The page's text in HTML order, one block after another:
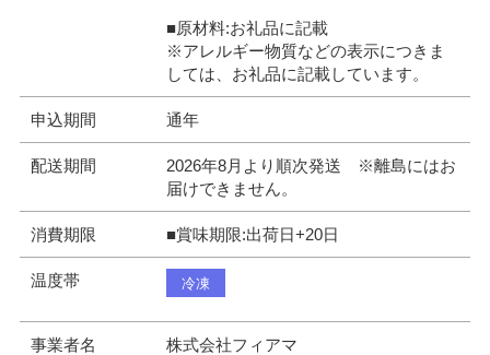
■原材料:お礼品に記載
※アレルギー物質などの表示につきま
しては、お礼品に記載しています。
申込期間 通年
配送期間
2026年8月より順次発送 ※離島にはお
届けできません。
消費期限 ■賞味期限:出荷日+20日
温度帯 冷凍
事業者名 株式会社フィアマ